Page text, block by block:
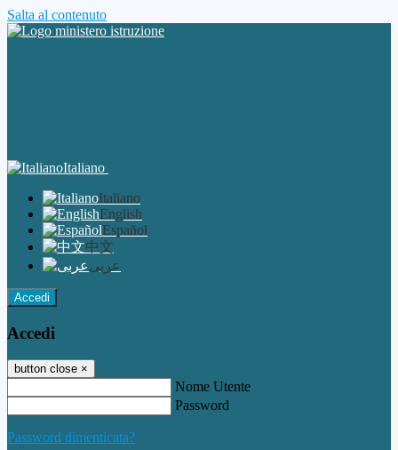
Salta al contenuto
Italiano
Italiano
English
Español
中文
عربى
Accedi
Accedi
button close ×
Nome Utente
Password
Password dimenticata?